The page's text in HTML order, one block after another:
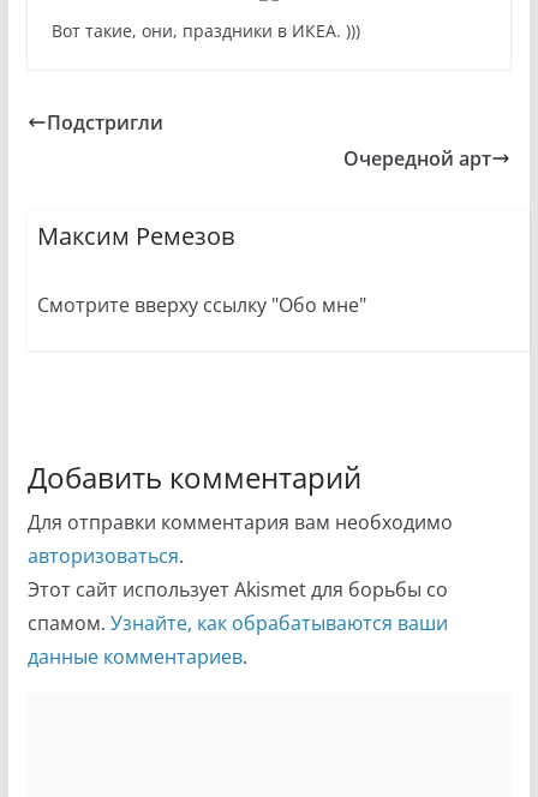
Вот такие, они, праздники в ИКЕА. )))
Подстригли
Очередной арт
Максим Ремезов
Смотрите вверху ссылку "Обо мне"
Добавить комментарий
Для отправки комментария вам необходимо
авторизоваться.
Этот сайт использует Akismet для борьбы со
спамом. Узнайте, как обрабатываются ваши
данные комментариев.